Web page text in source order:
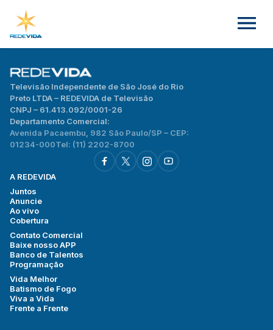
Televisão Independente de São José do Rio
Preto LTDA – REDEVIDA de Televisão
CNPJ – 61.413.092/0001-26
Departamento Comercial:
Avenida Pacaembu, 982 São Paulo/SP – CEP:
01234-000Tel: (11) 2202-8700
A REDEVIDA
Juntos
Anuncie
Ao vivo
Cobertura
Contato Comercial
Baixe nosso APP
Banco de Talentos
Programação
Vida Melhor
Batismo de Fogo
Viva a Vida
Frente a Frente